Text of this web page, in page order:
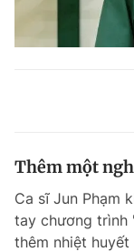
Thêm một
Ca sĩ Jun Phạm
tay chương trình
thêm nhiệt